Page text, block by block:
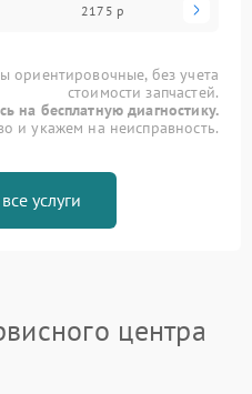
2175 р
ориентировочные, без учета
стоимости запчастей.
на бесплатную диагностику.
и укажем на неисправность.
услуги
центра